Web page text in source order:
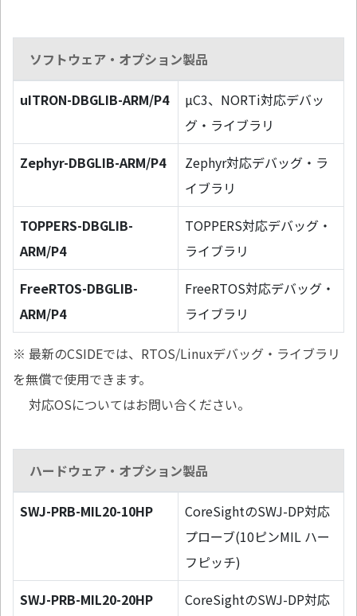
ソフトウェア・オプション製品
uITRON-DBGLIB-ARM/P4
µC3、NORTi対応デバッ
グ・ライブラリ
Zephyr-DBGLIB-ARM/P4
Zephyr対応デバッグ・ラ
イブラリ
TOPPERS-DBGLIB-
ARM/P4
TOPPERS対応デバッグ・
ライブラリ
FreeRTOS-DBGLIB-
ARM/P4
FreeRTOS対応デバッグ・
ライブラリ
※ 最新のCSIDEでは、RTOS/Linuxデバッグ・ライブラリ
を無償で使用できます。
対応OSについてはお問い合ください。
ハードウェア・オプション製品
SWJ-PRB-MIL20-10HP
CoreSightのSWJ-DP対応
プローブ(10ピンMIL ハー
フピッチ)
SWJ-PRB-MIL20-20HP
CoreSightのSWJ-DP対応